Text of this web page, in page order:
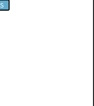
S